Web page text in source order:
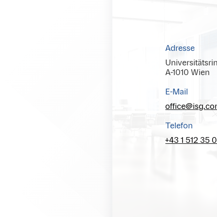
Adresse
A-1010 Wien
E-Mail
Telefon
+43 1 512 35